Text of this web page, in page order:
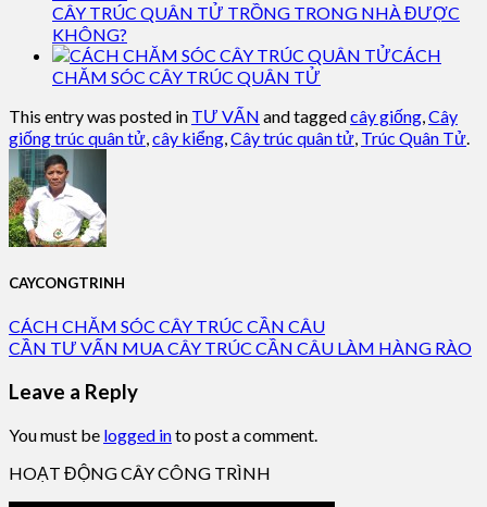
CÂY TRÚC QUÂN TỬ TRỒNG TRONG NHÀ ĐƯỢC
KHÔNG?
CÁCH
CHĂM SÓC CÂY TRÚC QUÂN TỬ
This entry was posted in TƯ VẤN and taggedcây giống,Cây
giống trúc quân tử,cây kiểng,Cây trúc quân tử, Trúc Quân Tử.
CAYCONGTRINH
CÁCH CHĂM SÓC CÂY TRÚC CẦN CÂU
CẦN TƯ VẤN MUA CÂY TRÚC CẦN CÂU LÀM HÀNG RÀO
Leave a Reply
You must be logged into post a comment.
HOẠT ĐỘNG CÂY CÔNG TRÌNH